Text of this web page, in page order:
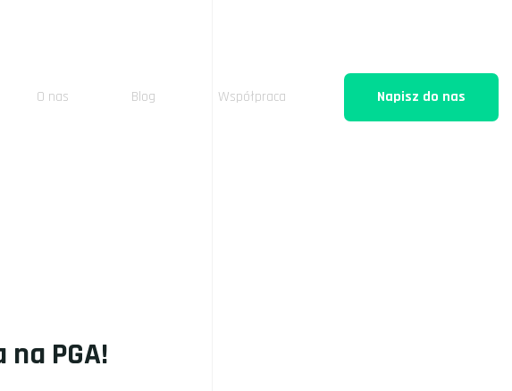
O nas Blog Współpraca Napisz do nas
PGA!